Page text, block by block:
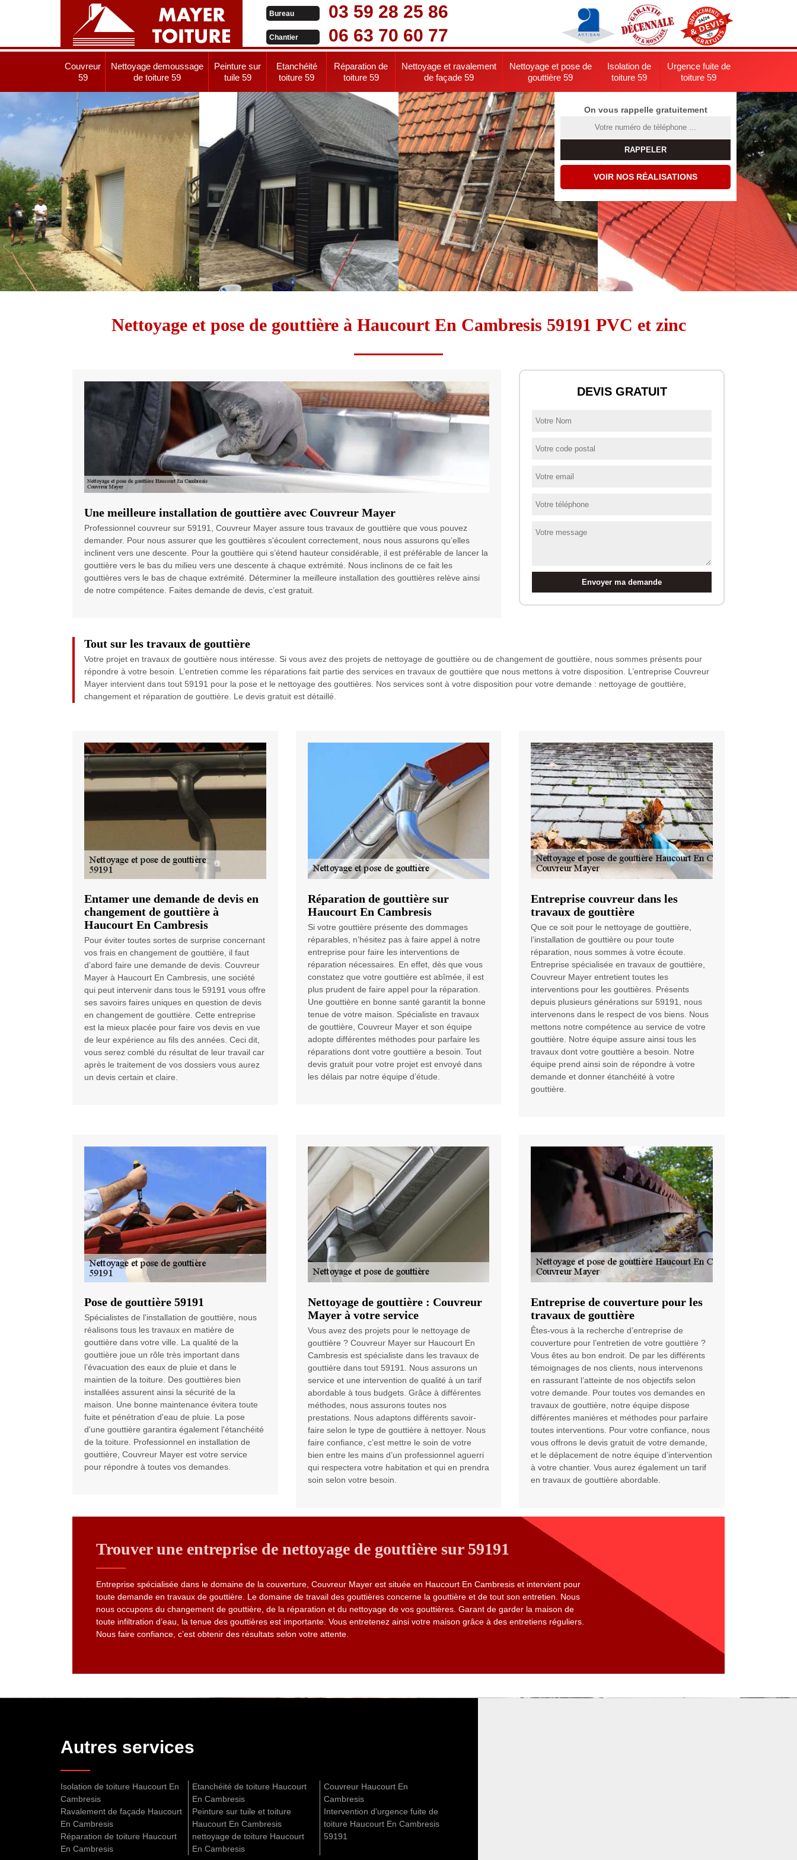
Bureau 03 59 28 25 86
Chantier 06 63 70 60 77
Couvreur
59
Nettoyage demoussage
de toiture 59
Peinture sur
tuile 59
Etanchéité
toiture 59
Réparation de
toiture 59
Nettoyage et ravalement
de façade 59
Nettoyage et pose de
gouttière 59
Isolation de
toiture 59
Urgence fuite de
toiture 59
On vous rappelle gratuitement
VOIR NOS RÉALISATIONS
Nettoyage et pose de gouttière à Haucourt En Cambresis 59191 PVC et zinc
Une meilleure installation de gouttière avec Couvreur Mayer
Professionnel couvreur sur 59191, Couvreur Mayer assure tous travaux de gouttière que vous pouvez
demander. Pour nous assurer que les gouttières s'écoulent correctement, nous nous assurons qu’elles
inclinent vers une descente. Pour la gouttière qui s’étend hauteur considérable, il est préférable de lancer la
gouttière vers le bas du milieu vers une descente à chaque extrémité. Nous inclinons de ce fait les
gouttières vers le bas de chaque extrémité. Déterminer la meilleure installation des gouttières relève ainsi
de notre compétence. Faites demande de devis, c’est gratuit.
DEVIS GRATUIT
Tout sur les travaux de gouttière
Votre projet en travaux de gouttière nous intéresse. Si vous avez des projets de nettoyage de gouttière ou de changement de gouttière, nous sommes présents pour
répondre à votre besoin. L’entretien comme les réparations fait partie des services en travaux de gouttière que nous mettons à votre disposition. L’entreprise Couvreur
Mayer intervient dans tout 59191 pour la pose et le nettoyage des gouttières. Nos services sont à votre disposition pour votre demande : nettoyage de gouttière,
changement et réparation de gouttière. Le devis gratuit est détaillé.
Entamer une demande de devis en
changement de gouttière à
Haucourt En Cambresis
Pour éviter toutes sortes de surprise concernant
vos frais en changement de gouttière, il faut
d’abord faire une demande de devis. Couvreur
Mayer à Haucourt En Cambresis, une société
qui peut intervenir dans tous le 59191 vous offre
ses savoirs faires uniques en question de devis
en changement de gouttière. Cette entreprise
est la mieux placée pour faire vos devis en vue
de leur expérience au fils des années. Ceci dit,
vous serez comblé du résultat de leur travail car
après le traitement de vos dossiers vous aurez
un devis certain et claire.
Réparation de gouttière sur
Haucourt En Cambresis
Si votre gouttière présente des dommages
réparables, n’hésitez pas à faire appel à notre
entreprise pour faire les interventions de
réparation nécessaires. En effet, dès que vous
constatez que votre gouttière est abîmée, il est
plus prudent de faire appel pour la réparation.
Une gouttière en bonne santé garantit la bonne
tenue de votre maison. Spécialiste en travaux
de gouttière, Couvreur Mayer et son équipe
adopte différentes méthodes pour parfaire les
réparations dont votre gouttière a besoin. Tout
devis gratuit pour votre projet est envoyé dans
les délais par notre équipe d’étude.
Entreprise couvreur dans les
travaux de gouttière
Que ce soit pour le nettoyage de gouttière,
l’installation de gouttière ou pour toute
réparation, nous sommes à votre écoute.
Entreprise spécialisée en travaux de gouttière,
Couvreur Mayer entretient toutes les
interventions pour les gouttières. Présents
depuis plusieurs générations sur 59191, nous
intervenons dans le respect de vos biens. Nous
mettons notre compétence au service de votre
gouttière. Notre équipe assure ainsi tous les
travaux dont votre gouttière a besoin. Notre
équipe prend ainsi soin de répondre à votre
demande et donner étanchéité à votre
gouttière.
Pose de gouttière 59191
Spécialistes de l'installation de gouttière, nous
réalisons tous les travaux en matière de
gouttière dans votre ville. La qualité de la
gouttière joue un rôle très important dans
l’évacuation des eaux de pluie et dans le
maintien de la toiture. Des gouttières bien
installées assurent ainsi la sécurité de la
maison. Une bonne maintenance évitera toute
fuite et pénétration d'eau de pluie. La pose
d'une gouttière garantira également l'étanchéité
de la toiture. Professionnel en installation de
gouttière, Couvreur Mayer est votre service
pour répondre à toutes vos demandes.
Nettoyage de gouttière : Couvreur
Mayer à votre service
Vous avez des projets pour le nettoyage de
gouttière ? Couvreur Mayer sur Haucourt En
Cambresis est spécialiste dans les travaux de
gouttière dans tout 59191. Nous assurons un
service et une intervention de qualité à un tarif
abordable à tous budgets. Grâce à différentes
méthodes, nous assurons toutes nos
prestations. Nous adaptons différents savoir-
faire selon le type de gouttière à nettoyer. Nous
faire confiance, c’est mettre le soin de votre
bien entre les mains d’un professionnel aguerri
qui respectera votre habitation et qui en prendra
soin selon votre besoin.
Entreprise de couverture pour les
travaux de gouttière
Êtes-vous à la recherche d’entreprise de
couverture pour l’entretien de votre gouttière ?
Vous êtes au bon endroit. De par les différents
témoignages de nos clients, nous intervenons
en rassurant l’atteinte de nos objectifs selon
votre demande. Pour toutes vos demandes en
travaux de gouttière, notre équipe dispose
différentes manières et méthodes pour parfaire
toutes interventions. Pour votre confiance, nous
vous offrons le devis gratuit de votre demande,
et le déplacement de notre équipe d’intervention
à votre chantier. Vous aurez également un tarif
en travaux de gouttière abordable.
Trouver une entreprise de nettoyage de gouttière sur 59191
Entreprise spécialisée dans le domaine de la couverture, Couvreur Mayer est située en Haucourt En Cambresis et intervient pour
toute demande en travaux de gouttière. Le domaine de travail des gouttières concerne la gouttière et de tout son entretien. Nous
nous occupons du changement de gouttière, de la réparation et du nettoyage de vos gouttières. Garant de garder la maison de
toute infiltration d’eau, la tenue des gouttières est importante. Vous entretenez ainsi votre maison grâce à des entretiens réguliers.
Nous faire confiance, c’est obtenir des résultats selon votre attente.
Autres services
Isolation de toiture Haucourt En
Cambresis
Ravalement de façade Haucourt
En Cambresis
Réparation de toiture Haucourt
En Cambresis
Etanchéité de toiture Haucourt
En Cambresis
Peinture sur tuile et toiture
Haucourt En Cambresis
nettoyage de toiture Haucourt
En Cambresis
Couvreur Haucourt En
Cambresis
Intervention d'urgence fuite de
toiture Haucourt En Cambresis
59191